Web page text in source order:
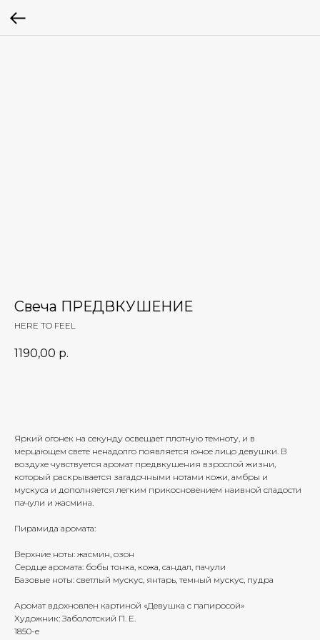
Свеча ПРЕДВКУШЕНИЕ
HERE TO FEEL
1190,00 р.
Яркий огонек на секунду освещает плотную темноту, и в
мерцающем свете ненадолго появляется юное лицо девушки. В
воздухе чувствуется аромат предвкушения взрослой жизни,
который раскрывается загадочными нотами кожи, амбры и
мускуса и дополняется легким прикосновением наивной сладости
пачули и жасмина.
Пирамида аромата:
Верхние ноты: жасмин, озон
Сердце аромата: бобы тонка, кожа, сандал, пачули
Базовые ноты: светлый мускус, янтарь, темный мускус, пудра
Аромат вдохновлен картиной «‎Девушка с папиросой»
Художник: Заболотский П. Е.
1850-е